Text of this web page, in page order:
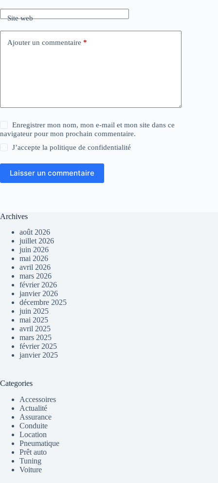
Site web
Ajouter un commentaire *
Enregistrer mon nom, mon e-mail et mon site dans ce
navigateur pour mon prochain commentaire.
J’accepte lapolitique de confidentialité
Laisser un commentaire
Archives
août 2026
juillet 2026
juin 2026
mai 2026
avril 2026
mars 2026
février 2026
janvier 2026
décembre 2025
juin 2025
mai 2025
avril 2025
mars 2025
février 2025
janvier 2025
Categories
Accessoires
Actualité
Assurance
Conduite
Location
Pneumatique
Prêt auto
Tuning
Voiture